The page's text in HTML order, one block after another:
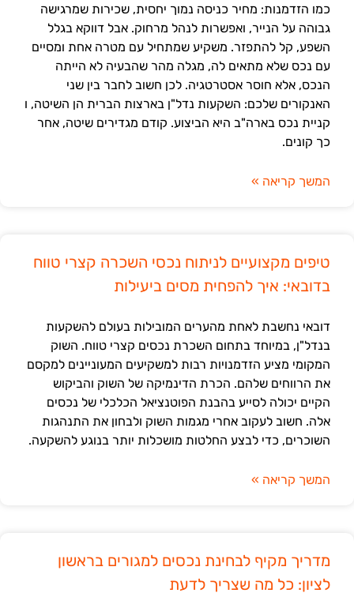
כמו הזדמנות: מחיר כניסה נמוך יחסית, שכירות שמרגישה
גבוהה על הנייר, ואפשרות לנהל מרחוק. אבל דווקא בגלל
השפע, קל להתפזר. משקיע שמתחיל עם מטרה אחת ומסיים
עם נכס שלא מתאים לה, מגלה מהר שהבעיה לא הייתה
הנכס, אלא חוסר אסטרטגיה. לכן חשוב לחבר בין שני
האנקורים שלכם: השקעות נדל"ן בארצות הברית הן השיטה, ו
קניית נכס בארה"ב היא הביצוע. קודם מגדירים שיטה, אחר
כך קונים.
המשך קריאה »
טיפים מקצועיים לניתוח נכסי השכרה קצרי טווח
בדובאי: איך להפחית מסים ביעילות
דובאי נחשבת לאחת מהערים המובילות בעולם להשקעות
בנדל"ן, במיוחד בתחום השכרת נכסים קצרי טווח. השוק
המקומי מציע הזדמנויות רבות למשקיעים המעוניינים למקסם
את הרווחים שלהם. הכרת הדינמיקה של השוק והביקוש
הקיים יכולה לסייע בהבנת הפוטנציאל הכלכלי של נכסים
אלה. חשוב לעקוב אחרי מגמות השוק ולבחון את התנהגות
השוכרים, כדי לבצע החלטות מושכלות יותר בנוגע להשקעה.
המשך קריאה »
מדריך מקיף לבחינת נכסים למגורים בראשון
לציון: כל מה שצריך לדעת